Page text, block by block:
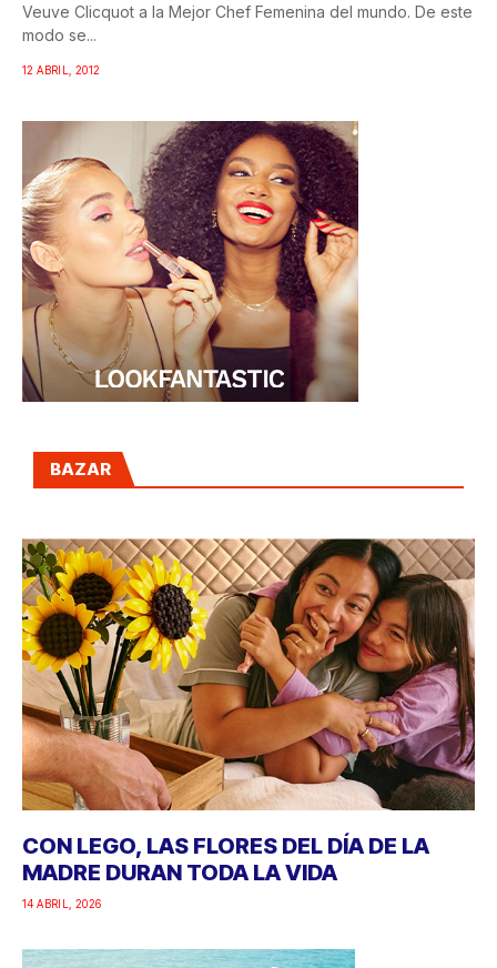
Veuve Clicquot a la Mejor Chef Femenina del mundo. De este
modo se...
12 ABRIL, 2012
BAZAR
CON LEGO, LAS FLORES DEL DÍA DE LA
MADRE DURAN TODA LA VIDA
14 ABRIL, 2026